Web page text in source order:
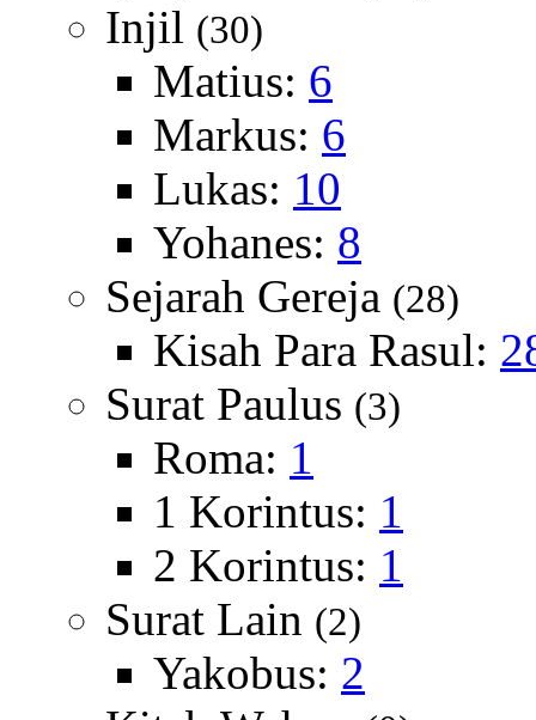
Injil (30)
Matius: 6
Markus: 6
Lukas: 10
Yohanes: 8
Sejarah Gereja (28)
Kisah Para Rasul:
Surat Paulus (3)
Roma: 1
1 Korintus: 1
2 Korintus: 1
Surat Lain (2)
Yakobus: 2